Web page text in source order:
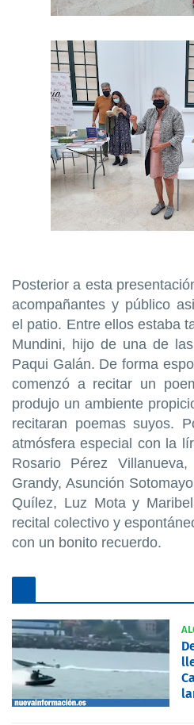
Posterior a esta
acompañantes y público
el patio. Entre ellos estaba
Mundini, hijo de una de
Paqui Galán. De forma
comenzó a recitar un
produjo un ambiente
recitaran poemas suyos.
atmósfera especial con la
Rosario Pérez
Grandy, Asunción
Quílez, Luz Mota y
recital colectivo y
con un bonito recuerdo.